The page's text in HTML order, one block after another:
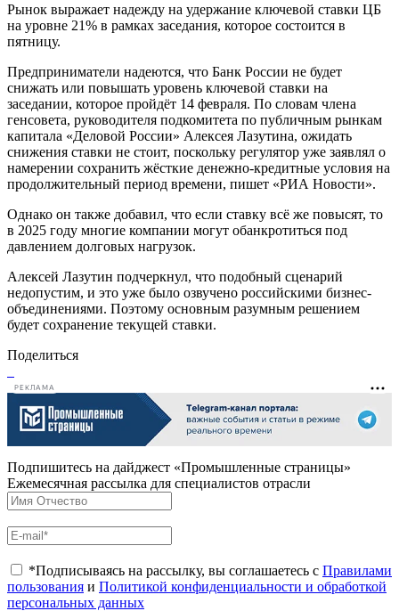
Рынок выражает надежду на удержание ключевой ставки ЦБ
на уровне 21% в рамках заседания, которое состоится в
пятницу.
Предприниматели надеются, что Банк России не будет
снижать или повышать уровень ключевой ставки на
заседании, которое пройдёт 14 февраля. По словам члена
генсовета, руководителя подкомитета по публичным рынкам
капитала «Деловой России» Алексея Лазутина, ожидать
снижения ставки не стоит, поскольку регулятор уже заявлял о
намерении сохранить жёсткие денежно-кредитные условия на
продолжительный период времени, пишет «РИА Новости».
Однако он также добавил, что если ставку всё же повысят, то
в 2025 году многие компании могут обанкротиться под
давлением долговых нагрузок.
Алексей Лазутин подчеркнул, что подобный сценарий
недопустим, и это уже было озвучено российскими бизнес-
объединениями. Поэтому основным разумным решением
будет сохранение текущей ставки.
Поделиться
РЕКЛАМА
Подпишитесь на дайджест «Промышленные страницы»
Ежемесячная рассылка для специалистов отрасли
*Подписываясь на рассылку, вы соглашаетесь с Правилами
пользования и Политикой конфиденциальности и обработкой
персональных данных